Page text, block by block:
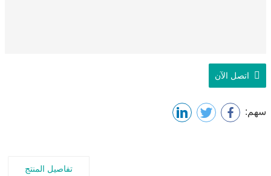
اتصل الآن
سهم:
تفاصيل المنتج